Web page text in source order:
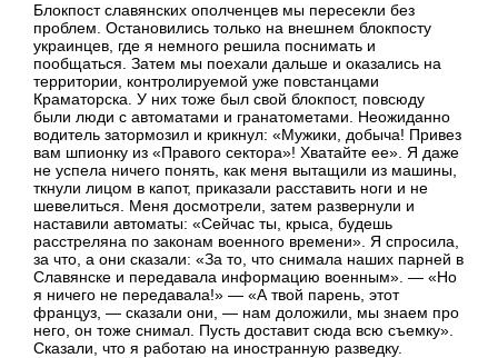
Блокпост славянских ополченцев мы пересекли без
проблем. Остановились только на внешнем блокпосту
украинцев, где я немного решила поснимать и
пообщаться. Затем мы поехали дальше и оказались на
территории, контролируемой уже повстанцами
Краматорска. У них тоже был свой блокпост, повсюду
были люди с автоматами и гранатометами. Неожиданно
водитель затормозил и крикнул: «Мужики, добыча! Привез
вам шпионку из «Правого сектора»! Хватайте ее». Я даже
не успела ничего понять, как меня вытащили из машины,
ткнули лицом в капот, приказали расставить ноги и не
шевелиться. Меня досмотрели, затем развернули и
наставили автоматы: «Сейчас ты, крыса, будешь
расстреляна по законам военного времени». Я спросила,
за что, а они сказали: «За то, что снимала наших парней в
Славянске и передавала информацию военным». — «Но
я ничего не передавала!» — «А твой парень, этот
француз, — сказали они, — нам доложили, мы знаем про
него, он тоже снимал. Пусть доставит сюда всю съемку».
Сказали, что я работаю на иностранную разведку.